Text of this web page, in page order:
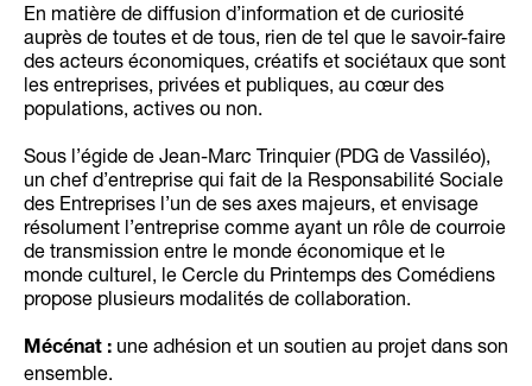
En matière de diffusion d’information et de curiosité
auprès de toutes et de tous, rien de tel que le savoir-faire
des acteurs économiques, créatifs et sociétaux que sont
les entreprises, privées et publiques, au cœur des
populations, actives ou non.
Sous l’égide de Jean-Marc Trinquier (PDG de Vassiléo),
un chef d’entreprise qui fait de la Responsabilité Sociale
des Entreprises l’un de ses axes majeurs, et envisage
résolument l’entreprise comme ayant un rôle de courroie
de transmission entre le monde économique et le
monde culturel, le Cercle du Printemps des Comédiens
propose plusieurs modalités de collaboration.
Mécénat : une adhésion et un soutien au projet dans son
ensemble.